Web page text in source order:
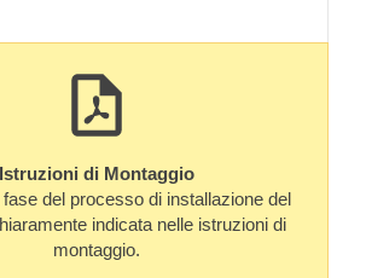
Istruzioni di Montaggio
del processo di installazione del
indicata nelle istruzioni di
montaggio.